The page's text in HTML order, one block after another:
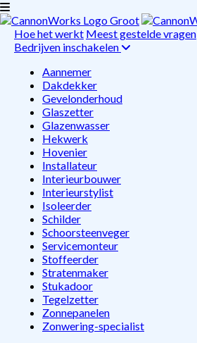
Hoe het werkt Meest gestelde vragen
Bedrijven inschakelen
Aannemer
Dakdekker
Gevelonderhoud
Glaszetter
Glazenwasser
Hekwerk
Hovenier
Installateur
Interieurbouwer
Interieurstylist
Isoleerder
Schilder
Schoorsteenveger
Servicemonteur
Stoffeerder
Stratenmaker
Stukadoor
Tegelzetter
Zonnepanelen
Zonwering-specialist